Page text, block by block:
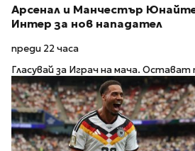
Арсенал и Манчестър
Интер за нов нападател
преди 22 часа
Гласувай за Играч на мача.